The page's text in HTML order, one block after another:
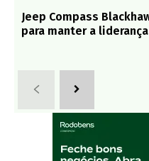
Jeep Compass
para manter a liderança